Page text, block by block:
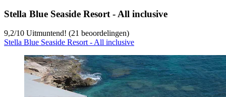
Stella Blue Seaside Resort - All inclusive
9,2/10 Uitmuntend! (21 beoordelingen)
Stella Blue Seaside Resort - All inclusive